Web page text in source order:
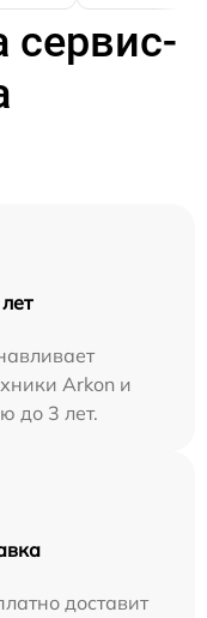
Arkon и
до 3 лет.
доставит